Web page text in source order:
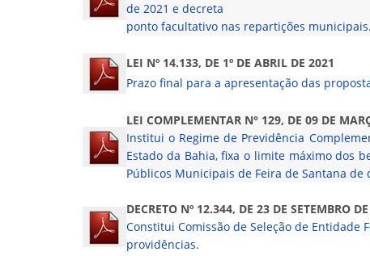
de 2021 e decreta
ponto facultativo nas repartições municipais.
LEI Nº 14.133, DE 1º DE ABRIL DE 2021
Prazo final para a apresentação das
LEI COMPLEMENTAR N° 129, DE 09 DE
Institui o Regime de Previdência
Estado da Bahia, fixa o limite máximo dos
Públicos Municipais de Feira de Santana
DECRETO Nº 12.344, DE 23 DE SETEMBRO
Constitui Comissão de Seleção de Entidade
providências.